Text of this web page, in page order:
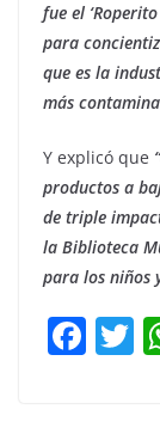
fue el
para
que es la
más
Y explicó que
productos a
de triple
la Biblioteca
para los niños
F T